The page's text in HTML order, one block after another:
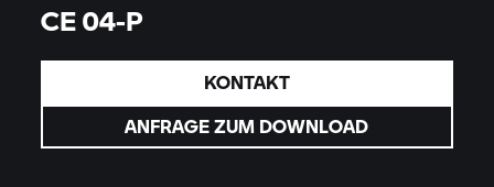
CE 04-P
KONTAKT
ANFRAGE ZUM DOWNLOAD